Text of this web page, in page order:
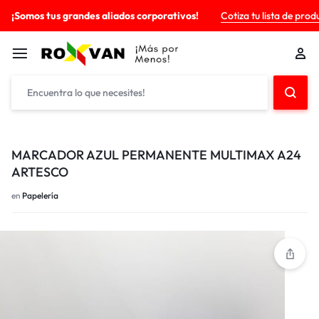
¡Somos tus grandes aliados corporativos! Cotiza tu lista de
MARCADOR AZUL PERMANENTE MULTIMAX A24
ARTESCO
en Papelería